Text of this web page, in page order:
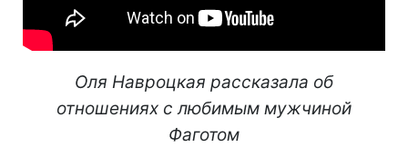
Оля Навроцкая рассказала об
отношениях с любимым мужчиной
Фаготом